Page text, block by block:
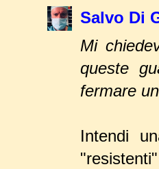
Salvo Di
Mi
queste
fermare
Intendi